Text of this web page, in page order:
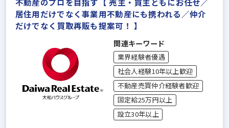
居住用だけでなく事業用不動産にも携われる／仲介
だけでなく買取再販も提案可！ 】
関連キーワード
業界経験者優遇
社会人経験10年以上歓迎
不動産売買仲介経験者歓迎
固定給25万円以上
設立30年以上